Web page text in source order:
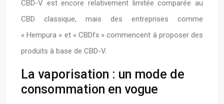
CBD-V est encore relativement limitée comparée au
CBD classique, mais des entreprises comme
« Hempura » et « CBDfx » commencent à proposer des
produits à base de CBD-V.
La vaporisation : un mode de
consommation en vogue